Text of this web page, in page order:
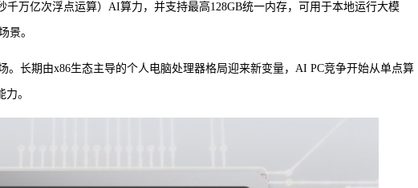
千万亿次浮点运算）AI算力，并支持最高128GB统一内存，可用于本地运行大模
景。
。长期由x86生态主导的个人电脑处理器格局迎来新变量，AI PC竞争开始从单点算
。